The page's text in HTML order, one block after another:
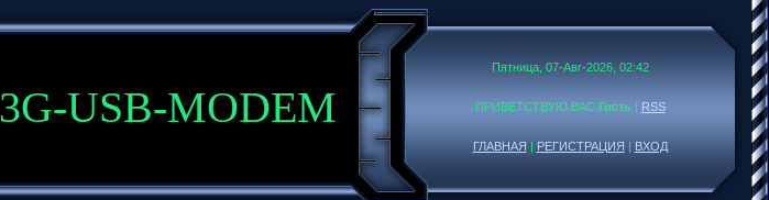
3G-USB-MODEM
Пятница, 07-Авг-2026, 02:42
ПРИВЕТСТВУЮ ВАС Гость| RSS
ГЛАВНАЯ | РЕГИСТРАЦИЯ | ВХОД